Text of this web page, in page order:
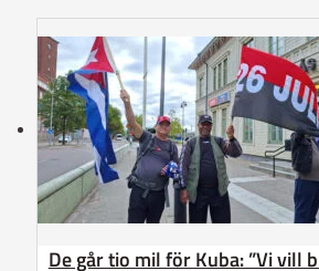
De går tio mil för Kuba: ”Vi vill